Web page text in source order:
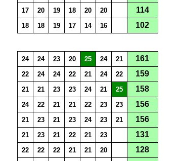
17 20 19 18 20 20 114
18 18 19 17 14 16 102
24 24 23 20 25 24 21 161
22 24 24 22 21 24 22 159
21 21 23 23 24 21 25 158
24 22 21 21 22 23 23 156
21 23 21 23 24 23 21 156
21 23 21 22 21 23 131
22 22 22 21 21 20 128